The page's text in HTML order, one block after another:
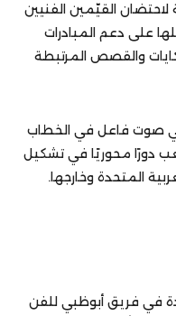
القيّمين الفنيين
على دعم المبادرات
والقصص المرتبطة
صوت فاعل في الخطاب
دورًا محوريًا في تشكيل
المتحدة وخارجها.
في فريق أبوظبي للفن